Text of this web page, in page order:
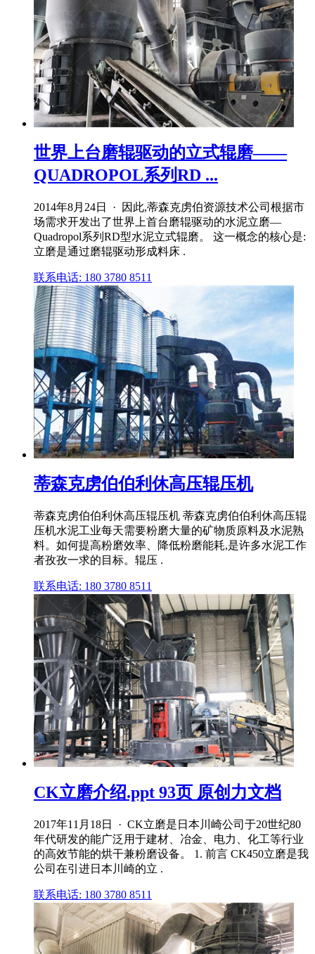
世界上台磨辊驱动的立式辊磨——
QUADROPOL系列RD ...
2014年8月24日 · 因此,蒂森克虏伯资源技术公司根据市
场需求开发出了世界上首台磨辊驱动的水泥立磨—
Quadropol系列RD型水泥立式辊磨。 这一概念的核心是:
立磨是通过磨辊驱动形成料床 .
联系电话: 180 3780 8511
蒂森克虏伯伯利休高压辊压机
蒂森克虏伯伯利休高压辊压机 蒂森克虏伯伯利休高压辊
压机水泥工业每天需要粉磨大量的矿物质原料及水泥熟
料。如何提高粉磨效率、降低粉磨能耗,是许多水泥工作
者孜孜一求的目标。辊压 .
联系电话: 180 3780 8511
CK立磨介绍.ppt 93页 原创力文档
2017年11月18日 · CK立磨是日本川崎公司于20世纪80
年代研发的能广泛用于建材、冶金、电力、化工等行业
的高效节能的烘干兼粉磨设备。 1. 前言 CK450立磨是我
公司在引进日本川崎的立 .
联系电话: 180 3780 8511